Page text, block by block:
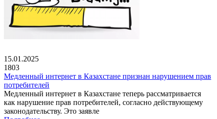
15.01.2025
1803
Медленный интернет в Казахстане признан нарушением прав
потребителей
Медленный интернет в Казахстане теперь рассматривается
как нарушение прав потребителей, согласно действующему
законодательству. Это заявле